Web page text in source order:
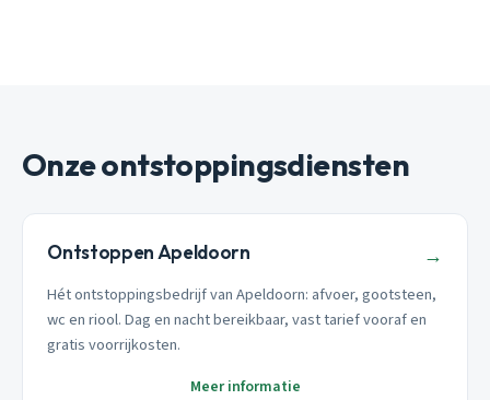
Onze ontstoppingsdiensten
Ontstoppen Apeldoorn →
Hét ontstoppingsbedrijf van Apeldoorn: afvoer, gootsteen,
wc en riool. Dag en nacht bereikbaar, vast tarief vooraf en
gratis voorrijkosten.
Meer informatie